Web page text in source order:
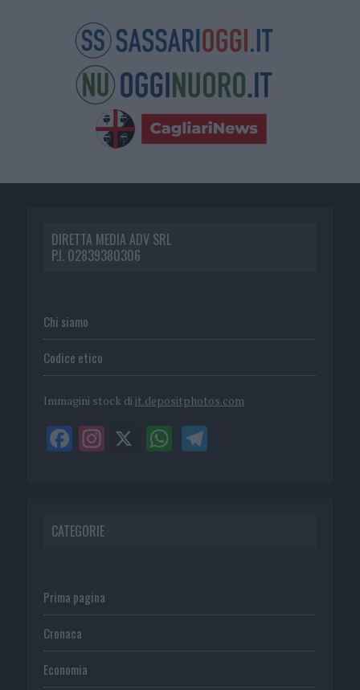
DIRETTA MEDIA ADV SRL
P.I. 02839380306
Chi siamo
Codice etico
Immagini stock di it.depositphotos.com
CATEGORIE
Prima pagina
Cronaca
Economia